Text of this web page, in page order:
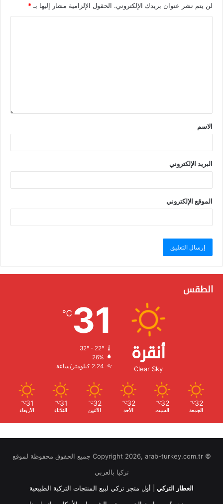
لن يتم نشر عنوان بريدك الإلكتروني. الحقول الإلزامية مشار إليها بـ *
الاسم
البريد الإلكتروني
الموقع الإلكتروني
الطقس
أنقرة
Clear Sky
31
℃
32º - 22º
الرطوبة:
الرياح:
32
℃
الجمعة
32
℃
السبت
32
℃
الأحد
32
℃
الأثنين
31
℃
الثلاثاء
31
℃
الأربعاء
© Copyright 2026, arab-turkey.com.tr جميع الحقوق محفوظة لموقع
تركيا بالعربي
العطار التركي
أول متجر تركي لبيع المنتجات التركية الطبيعية